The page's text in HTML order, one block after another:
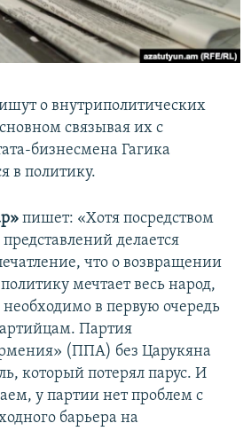
о внутриполитических
связывая их с
бизнесмена Гагика
в политику.
пишет: «Хотя посредством
делается
что о возвращении
мечтает весь народ,
необходимо в первую очередь
Партия
(ППА) без Царукяна
который потерял парус. И
у партии нет проблем с
барьера на